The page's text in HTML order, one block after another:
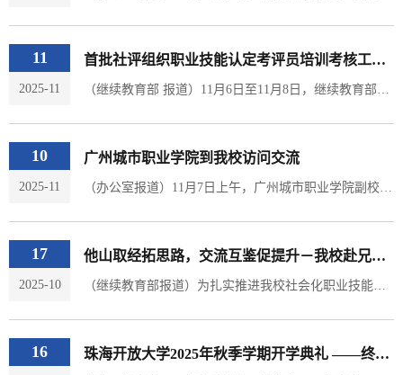
11
2025-11
首批社评组织职业技能认定考评员培训考核工作顺利结束
（继续教育部 报道）11月6日至11月8日，继续教育部联合新能源学院开展社评组织太阳能利用工职业技能认定考评员培训及考核工作。共有8名相关专业教师参加了公共知识理论以及实操技能培训，对相关文件政策、考试流程、纪律要求以及评分标准等各项内容进行了深入学习研讨。11月8日，继续教育部组织参训教师开展理论知识和实操技能两项考核工作，所有参训人员均顺利通过考核。自主培养首批社评组织职业技能认定考评员工作顺利完成，为后继考点核验及社评技能等级认定开考奠定坚实基础。...
10
2025-11
广州城市职业学院到我校访问交流
（办公室报道）11月7日上午，广州城市职业学院副校长王军率队到我校交流，我校校领导及相关职能部门负责人出席了座谈会。王军副校长一行首先参观了我校教育教学场所。随后，双方在教学楼109会议室举行座谈交流。座谈会上，双方围绕学历教育、党务培训、社区教育等议题展开交流与探讨。双方均表示相互学习借鉴经验，携手推动开放大学事业迈向高质量发展新阶段。（林惠琼审核）
17
2025-10
他山取经拓思路，交流互鉴促提升－我校赴兄弟院校学习交流社会化职业技能评价工作
（继续教育部报道）为扎实推进我校社会化职业技能评价相关工作，学习借鉴兄弟院校的先进经验，更好地发挥我校技能人才培养优势及社会服务能力，我校副校长林惠琼一行5人赴广东女子职业技术学院、广东机电职业技术学院及广东松山职业技术学院进行学习交流。双方座谈交流座谈会上双方就技能等级培训及认定相关规章制度、工作体系建设、市场拓展、项目管理以及资金收支等方面工作进行了经验分享与互动交流。为我校下一步完善社会化职业技能等级认定评价工作流程，...
16 珠海开放大学2025年秋季学期开学典礼 ——终身学习向未来，湾区筑梦正当时